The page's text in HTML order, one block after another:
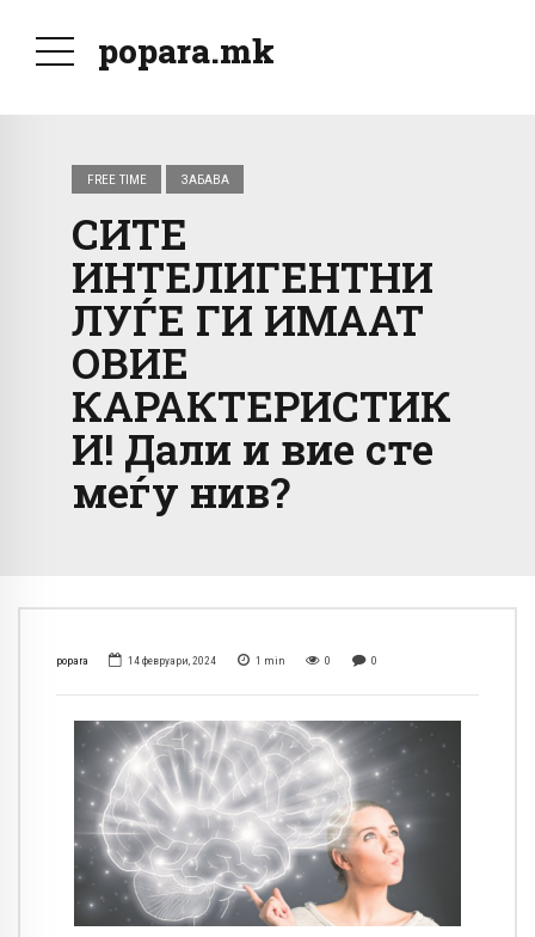
popara.mk
FREE TIME ЗАБАВА
СИТЕ
ИНТЕЛИГЕНТНИ
ЛУЃЕ ГИ ИМААТ
ОВИЕ
КАРАКТЕРИСТИК
И! Дали и вие сте
меѓу нив?
popara 14 февруари, 2024 1 min 0 0